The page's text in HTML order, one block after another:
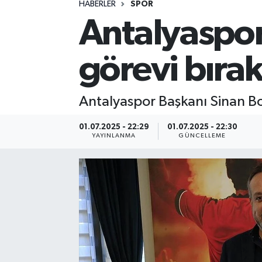
HABERLER SPOR
görevi
Antalyaspor Başkanı Sinan
01.07.2025 - 22:29
YAYINLANMA
01.07.2025 - 22:30
GÜNCELLEME